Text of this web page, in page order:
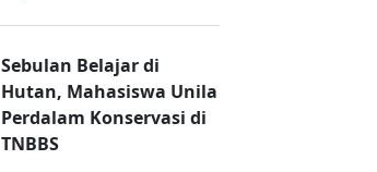
Sebulan Belajar di
Hutan, Mahasiswa Unila
Perdalam Konservasi di
TNBBS